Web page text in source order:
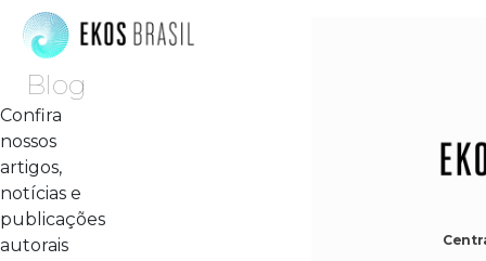
Blog
Confira
nossos
artigos,
notícias e
publicações
autorais